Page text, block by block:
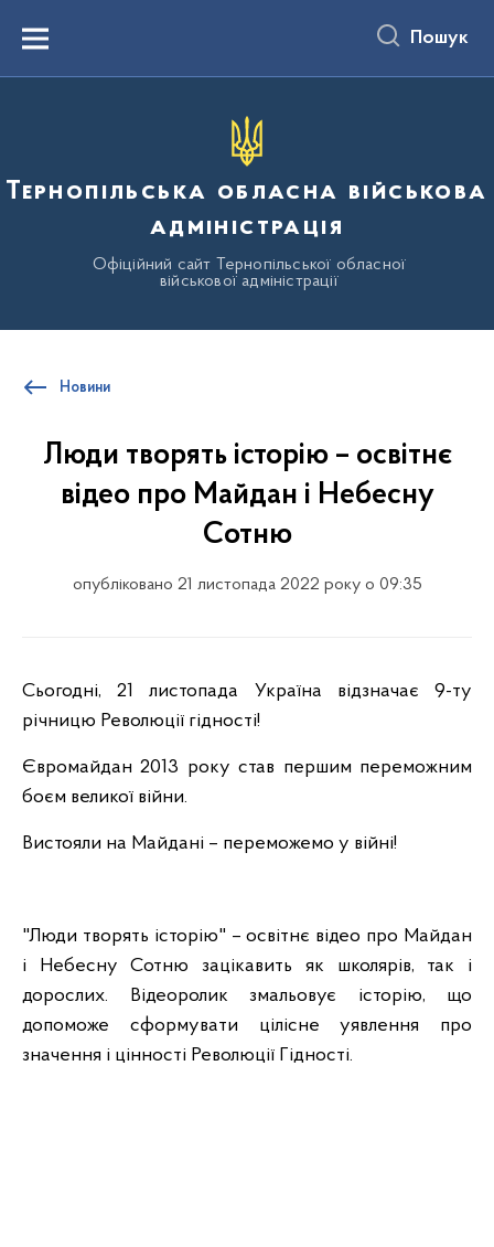
вмістуMenu Пошук
Тернопільська обласна військова
адміністрація
Офіційний сайт Тернопільської обласної
військової адміністрації
Новини
Люди творять історію – освітнє
відео про Майдан і Небесну
Сотню
опубліковано 21 листопада 2022 року о 09:35
Сьогодні, 21 листопада Україна відзначає 9-ту
річницю Революції гідності!
Євромайдан 2013 року став першим переможним
боєм великої війни.
Вистояли на Майдані – переможемо у війні!
"Люди творять історію" – освітнє відео про Майдан
і Небесну Сотню зацікавить як школярів, так і
дорослих. Відеоролик змальовує історію, що
допоможе сформувати цілісне уявлення про
значення і цінності Революції Гідності.